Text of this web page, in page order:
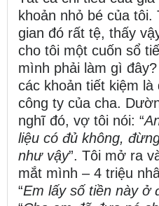
khoản nhỏ bé của
gian đó rất tệ, thấy
cho tôi một cuốn sổ
mình phải làm gì
các khoản tiết kiệm
công ty của cha.
nghĩ đó, vợ tôi nói: “
liệu có đủ không,
như vậy”. Tôi mở ra
mắt mình – 4 triệu
“Em lấy số tiền này ở